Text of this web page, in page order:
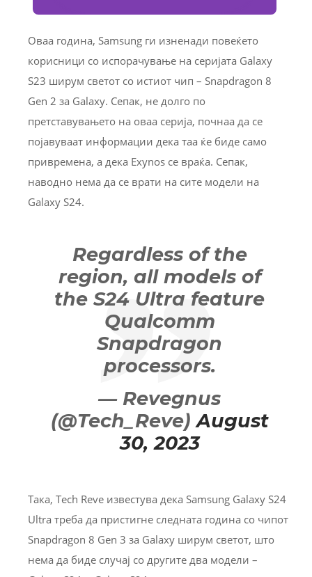
Оваа година, Samsung ги изненади повеќето
корисници со испорачување на серијата Galaxy
S23 ширум светот со истиот чип – Snapdragon 8
Gen 2 за Galaxy. Сепак, не долго по
претставувањето на оваа серија, почнаа да се
појавуваат информации дека таа ќе биде само
привремена, а дека Exynos се враќа. Сепак,
наводно нема да се врати на сите модели на
Galaxy S24.
Regardless of the
region, all models of
the S24 Ultra feature
Qualcomm
Snapdragon
processors.
— Revegnus
(@Tech_Reve)August
30, 2023
Така, Tech Reve известува дека Samsung Galaxy S24
Ultra треба да пристигне следната година со чипот
Snapdragon 8 Gen 3 за Galaxy ширум светот, што
нема да биде случај со другите два модели –